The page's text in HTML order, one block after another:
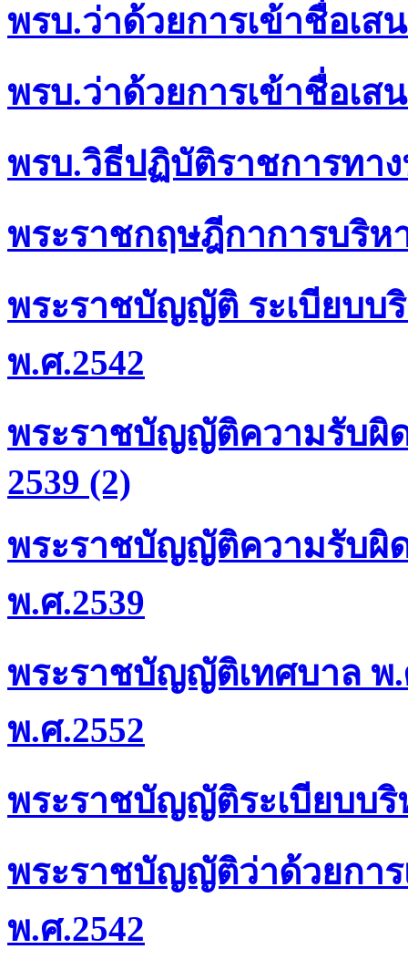
พรบ.ว่าด้วยการเข้าชื่อเ
พรบ.ว่าด้วยการเข้าชื่อเ
พรบ.วิธีปฏิบัติราชการทาง
พระราชกฤษฎีกาการบริห
พระราชบัญญัติ ระเบียบบ
พ.ศ.2542
พระราชบัญญัติความรับผิ
2539 (2)
พระราชบัญญัติความรับผิ
พ.ศ.2539
พระราชบัญญัติเทศบาล พ.
พ.ศ.2552
พระราชบัญญัติระเบียบบริ
พระราชบัญญัติว่าด้วยกา
พ.ศ.2542